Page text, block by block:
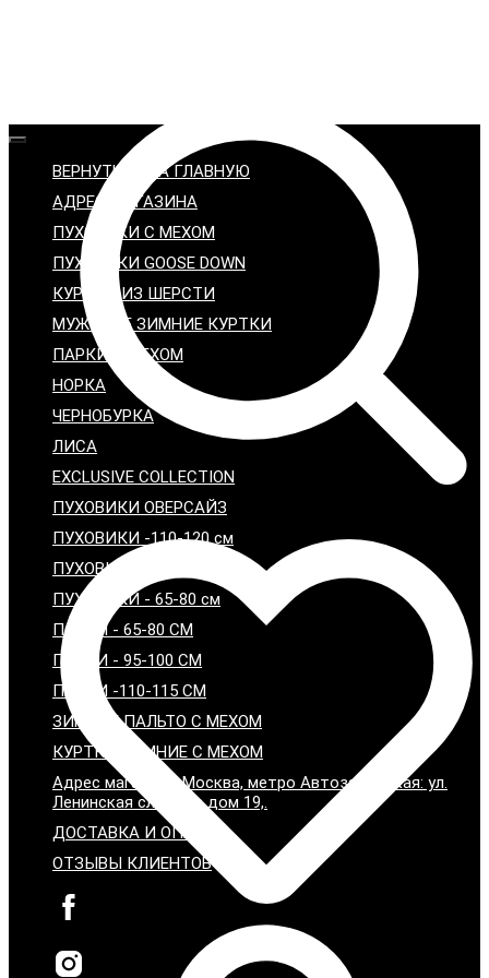
ВЕРНУТЬСЯ НА ГЛАВНУЮ
АДРЕС МАГАЗИНА
ПУХОВИКИ С МЕХОМ
ПУХОВИКИ GOOSE DOWN
КУРТКИ ИЗ ШЕРСТИ
МУЖСКИЕ ЗИМНИЕ КУРТКИ
ПАРКИ С МЕХОМ
НОРКА
ЧЕРНОБУРКА
ЛИСА
EXCLUSIVE COLLECTION
ПУХОВИКИ ОВЕРСАЙЗ
ПУХОВИКИ -110-120 см
ПУХОВИКИ - 95-100 см
ПУХОВИКИ - 65-80 см
ПАРКИ - 65-80 СМ
ПАРКИ - 95-100 СМ
ПАРКИ -110-115 СМ
ЗИМНИЕ ПАЛЬТО С МЕХОМ
КУРТКИ ЗИМНИЕ С МЕХОМ
Адрес магазина: Москва, метро Автозаводская: ул.
Ленинская слобода дом 19,.
ДОСТАВКА И ОПЛАТА
ОТЗЫВЫ КЛИЕНТОВ